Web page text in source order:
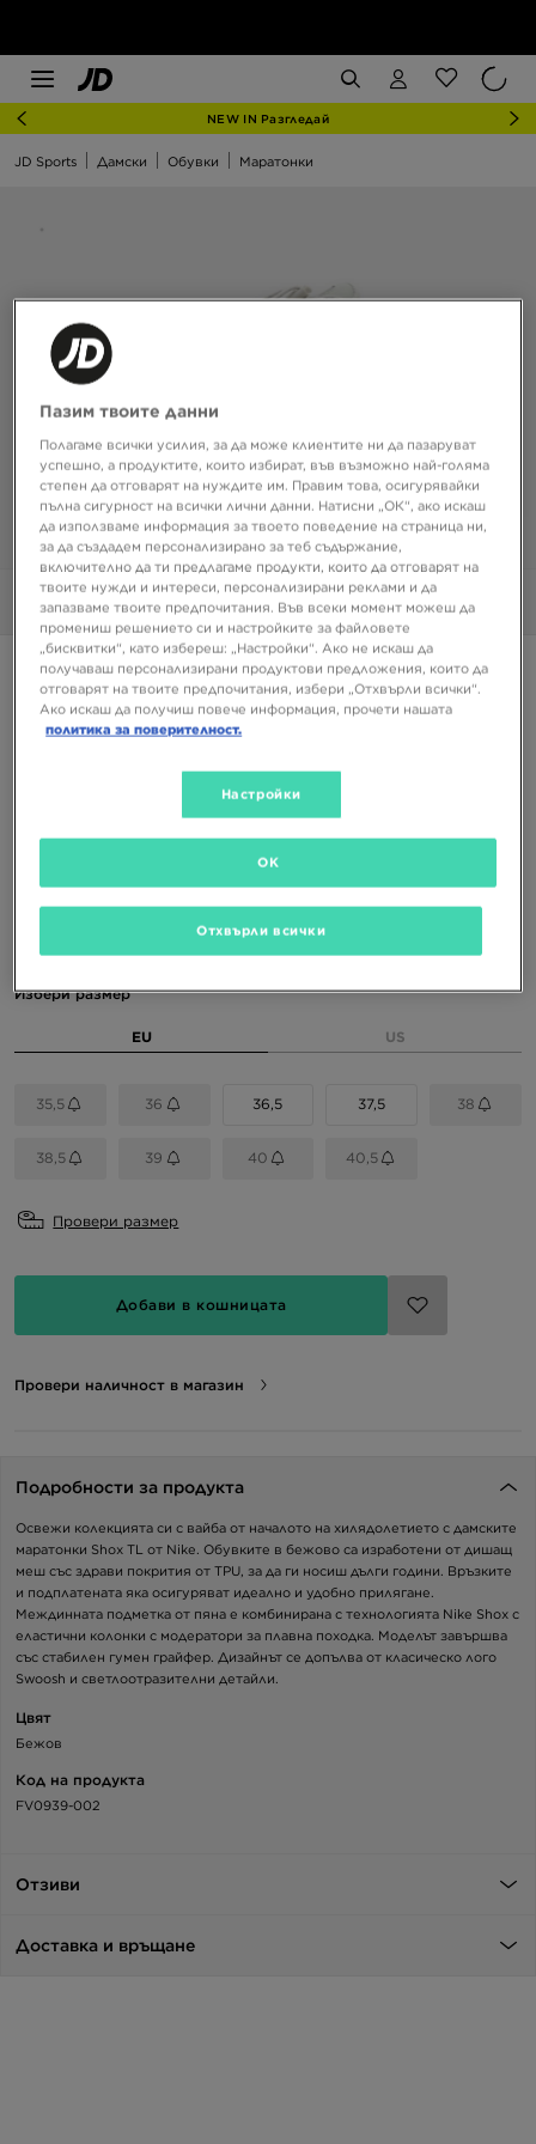
NEW IN Разгледай
JD Sports Дамски Обувки Маратонки
Снимки 360°
Супер оферта
NIKE W SHOX TL
-14%
(Най-ниска цена от 30-те дни преди намалението)
(Начална цена)
Избери размер
EU US
35,5 36 36,5 37,5 38
38,5 39 40 40,5
Провери размер
Добави в кошницата
Провери наличност в магазин
Подробности за продукта
Освежи колекцията си с вайба от началото на хилядолетието с дамските
маратонки Shox TL от Nike. Обувките в бежово са изработени от дишащ
меш със здрави покрития от TPU, за да ги носиш дълги години. Връзките
и подплатената яка осигуряват идеално и удобно прилягане.
Междинната подметка от пяна е комбинирана с технологията Nike Shox с
еластични колонки с модератори за плавна походка. Моделът завършва
със стабилен гумен грайфер. Дизайнът се допълва от класическо лого
Swoosh и светлоотразителни детайли.
Цвят
Бежов
Код на продукта
FV0939-002
Отзиви
Доставка и връщане
Пазим твоите данни
Полагаме всички усилия, за да може клиентите ни да пазаруват
успешно, а продуктите, които избират, във възможно най-голяма
степен да отговарят на нуждите им. Правим това, осигурявайки
пълна сигурност на всички лични данни. Натисни „ОК“, ако искаш
да използваме информация за твоето поведение на страница ни,
за да създадем персонализирано за теб съдържание,
включително да ти предлагаме продукти, които да отговарят на
твоите нужди и интереси, персонализирани реклами и да
запазваме твоите предпочитания. Във всеки момент можеш да
промениш решението си и настройките за файловете
„бисквитки“, като избереш: „Настройки“. Ако не искаш да
получаваш персонализирани продуктови предложения, които да
отговарят на твоите предпочитания, избери „Отхвърли всички“.
Ако искаш да получиш повече информация, прочети нашата
политика за поверителност.
Настройки
Отхвърли всички
OK